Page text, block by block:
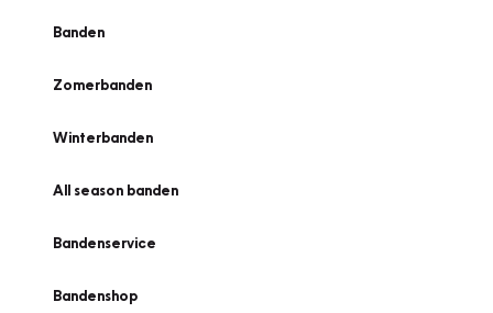
Banden
Zomerbanden
Winterbanden
All season banden
Bandenservice
Bandenshop